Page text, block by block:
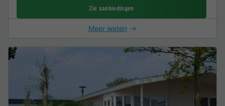
Zie aanbiedingen
Meer weten